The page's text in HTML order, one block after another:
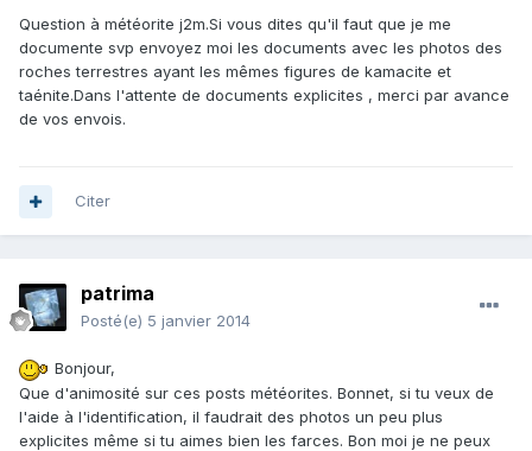
Question à météorite j2m.Si vous dites qu'il faut que je me
documente svp envoyez moi les documents avec les photos des
roches terrestres ayant les mêmes figures de kamacite et
taénite.Dans l'attente de documents explicites , merci par avance
de vos envois.
Citer
patrima
Posté(e) 5 janvier 2014
Bonjour,
Que d'animosité sur ces posts météorites. Bonnet, si tu veux de
l'aide à l'identification, il faudrait des photos un peu plus
explicites même si tu aimes bien les farces. Bon moi je ne peux